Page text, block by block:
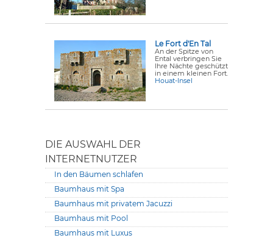
Le Fort d'En Tal
An der Spitze von
Ental verbringen Sie
Ihre Nächte geschützt
in einem kleinen Fort.
Houat-Insel
DIE AUSWAHL DER
INTERNETNUTZER
In den Bäumen schlafen
Baumhaus mit Spa
Baumhaus mit privatem Jacuzzi
Baumhaus mit Pool
Baumhaus mit Luxus